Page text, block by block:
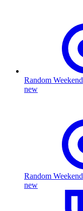
Random Weekend
new
Random Weekend
new